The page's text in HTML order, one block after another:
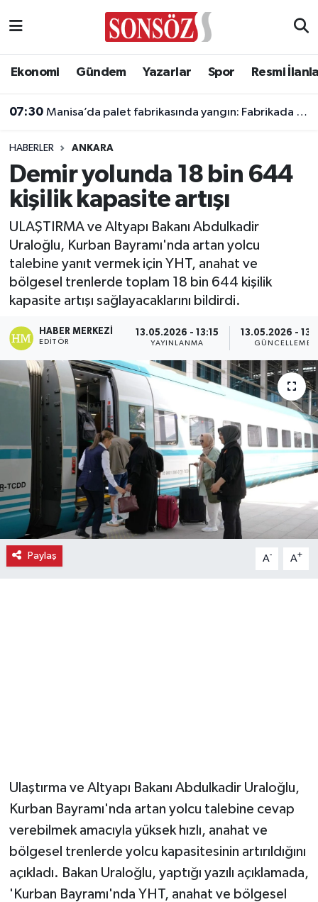
Ekonomi Gündem Yazarlar Spor Resmi
07:30 Manisa’da palet fabrikasında yangın: Fabrikada hasar oluştu
HABERLER ANKARA
Demir yolunda 18 bin 644
kişilik kapasite artışı
ULAŞTIRMA ve Altyapı Bakanı Abdulkadir
Uraloğlu, Kurban Bayramı'nda artan yolcu
talebine yanıt vermek için YHT, anahat ve
bölgesel trenlerde toplam 18 bin 644 kişilik
kapasite artışı sağlayacaklarını bildirdi.
HABER MERKEZI
EDITÖR
13.05.2026 - 13:15
YAYINLANMA
13.05.2026 -
GÜNCELLEME
Paylaş A- A+
Ulaştırma ve Altyapı Bakanı Abdulkadir Uraloğlu,
Kurban Bayramı'nda artan yolcu talebine cevap
verebilmek amacıyla yüksek hızlı, anahat ve
bölgesel trenlerde yolcu kapasitesinin artırıldığını
açıkladı. Bakan Uraloğlu, yaptığı yazılı açıklamada,
'Kurban Bayramı'nda YHT, anahat ve bölgesel
Asayiş
Biyografi
Çevre
Diğer
Dünya
Eğitim
Ekonomi
Eleman
Emlak
Gündem
Gurme
Haber
İlçe Haberleri
Siyaset
Sokak Hayvanlarını Sahiplendirme
Ankara Nöbetçi Eczaneler
Ankara Trafik Yoğunluk Haritası
Süper Lig Puan Durumu ve Fikstür
Tüm Manşetler
Son Dakika Haberleri
Haber Arşivi